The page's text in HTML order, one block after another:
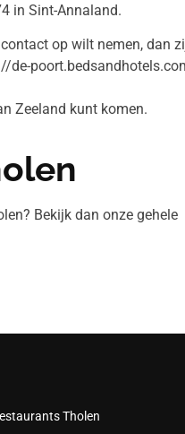
in Sint-Annaland.
op wilt nemen, dan
de-
Zeeland kunt komen.
Bekijk dan onze gehele
Tholen